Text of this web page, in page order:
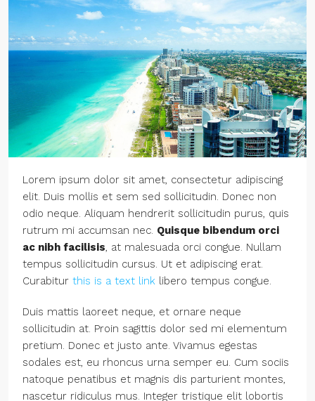
Lorem ipsum dolor sit amet, consectetur adipiscing
elit. Duis mollis et sem sed sollicitudin. Donec non
odio neque. Aliquam hendrerit sollicitudin purus, quis
rutrum mi accumsan nec. Quisque bibendum orci
ac nibh facilisis, at malesuada orci congue. Nullam
tempus sollicitudin cursus. Ut et adipiscing erat.
Curabitur this is a text link libero tempus congue.
Duis mattis laoreet neque, et ornare neque
sollicitudin at. Proin sagittis dolor sed mi elementum
pretium. Donec et justo ante. Vivamus egestas
sodales est, eu rhoncus urna semper eu. Cum sociis
natoque penatibus et magnis dis parturient montes,
nascetur ridiculus mus. Integer tristique elit lobortis